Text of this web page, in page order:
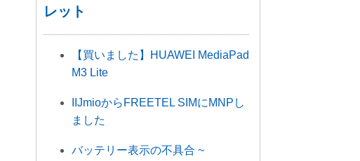
レット
【買いました】HUAWEI MediaPad
M3 Lite
IIJmioからFREETEL SIMにMNPし
ました
バッテリー表示の不具合 ~